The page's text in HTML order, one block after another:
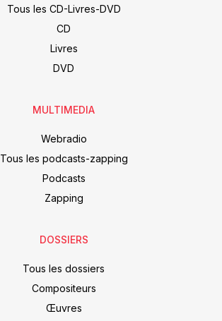
Tous les CD-Livres-DVD
CD
Livres
DVD
MULTIMEDIA
Webradio
Tous les podcasts-zapping
Podcasts
Zapping
DOSSIERS
Tous les dossiers
Compositeurs
Œuvres